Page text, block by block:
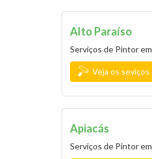
Alto Paraíso
Serviços de Pintor
Veja os seviços
Apiacás
Serviços de Pintor